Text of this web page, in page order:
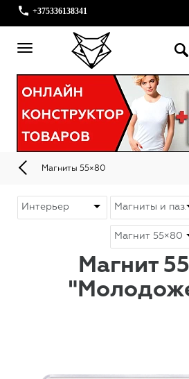
+375336138341
Магниты 55×80
Магнит